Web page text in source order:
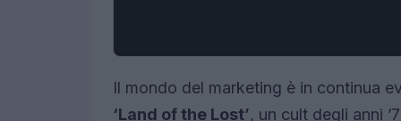
Il mondo del marketing è in continua
‘Land of the Lost’, un cult degli anni